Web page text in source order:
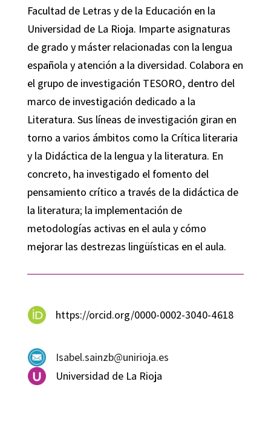
Facultad de Letras y de la Educación en la
Universidad de La Rioja. Imparte asignaturas
de grado y máster relacionadas con la lengua
española y atención a la diversidad. Colabora en
el grupo de investigación TESORO, dentro del
marco de investigación dedicado a la
Literatura. Sus líneas de investigación giran en
torno a varios ámbitos como la Crítica literaria
y la Didáctica de la lengua y la literatura. En
concreto, ha investigado el fomento del
pensamiento crítico a través de la didáctica de
la literatura; la implementación de
metodologías activas en el aula y cómo
mejorar las destrezas lingüísticas en el aula.
https://orcid.org/0000-0002-3040-4618
Isabel.sainzb@unirioja.es
Universidad de La Rioja